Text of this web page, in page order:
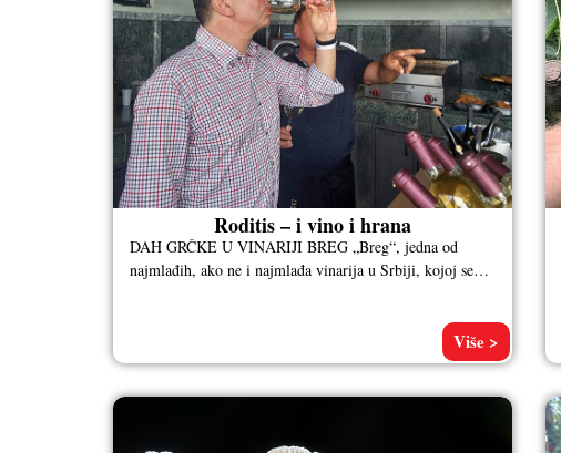
Roditis – i vino i hrana
DAH GRČKE U VINARIJI BREG „Breg“, jedna od
najmlađih, ako ne i najmlađa vinarija u Srbiji, kojoj se
Više >